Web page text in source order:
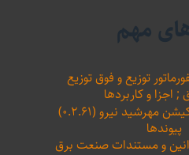
مهم
توزیع و فوق توزیع
; اجزا و کاربردها
مهرشید نیرو (۰.۲.۶۱)
پیوندها
و مستندات صنعت برق